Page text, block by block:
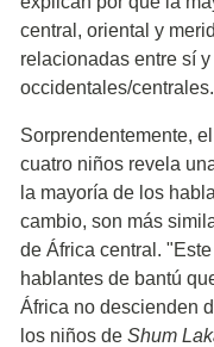
central, oriental y
relacionadas entre sí
occidentales/centrales.
Sorprendentemente,
cuatro niños revela
la mayoría de los
cambio, son más
de África central.
hablantes de bantú
África no descienden
los niños de Shum